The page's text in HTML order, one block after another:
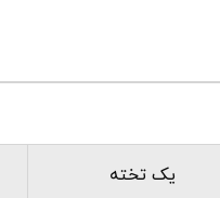
یک تخته